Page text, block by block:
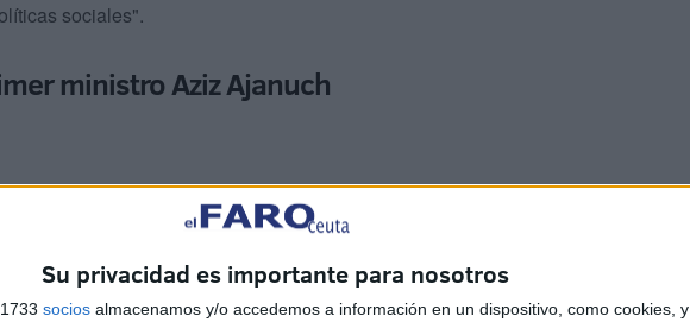
Su privacidad es importante para nosotros
socios almacenamos y/o accedemos a información en un dispositivo, como cookies, y
sociales".
ministro Aziz Ajanuch
Ceuta? ¿Y dónde está el Gobierno?", se pregunta por